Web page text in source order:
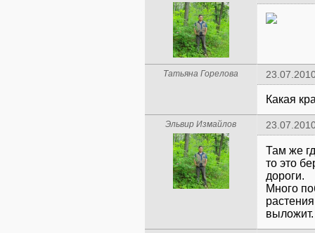
Татьяна Горелова
Какая
Эльвир Измайлов
Там же
то это
дороги.
Много
выложит.